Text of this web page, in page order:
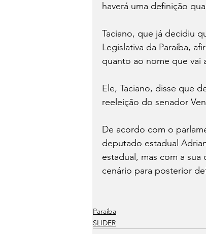
haverá uma definição
Taciano, que já decidiu
Legislativa da Paraíba,
quanto ao nome que vai
Ele, Taciano, disse que
reeleição do senador
De acordo com o
deputado estadual
estadual, mas com a
cenário para posterior
Paraíba
SLIDER